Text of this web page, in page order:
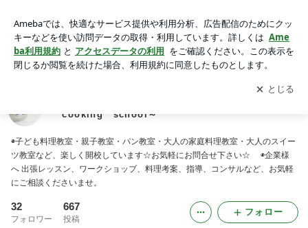
school～アプリをダウンロードして ブログの更新通知
を受け取りまし
ょう。
開く
cooking school～
◉子ども料理教室・親子教室・パン教室・大人の家庭料理教室・大人のスイー
ツ教室など、楽しく開校しています☆お気軽にお問合せ下さい☆ ◉企業様
へ 出張レッスン、ワークショップ、料理考案、指導、コンサルなど、お気軽
にご相談くださいませ。
32
フォロワー
667
投稿
フォロー